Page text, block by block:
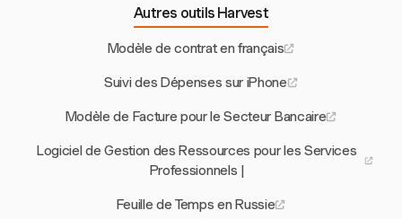
Autres outils Harvest
Modèle de contrat en français
Suivi des Dépenses sur iPhone
Modèle de Facture pour le Secteur Bancaire
Logiciel de Gestion des Ressources pour les Services
Professionnels |
Feuille de Temps en Russie